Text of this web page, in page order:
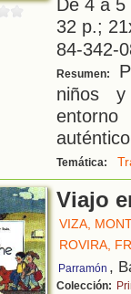
De 4 a
32 p.;
84-342-
Resumen:
niños
Temática:
Viajo
VIZA,
ROVIRA,
Parramón ,
Colección: